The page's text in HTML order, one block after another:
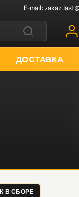
E-mail:
ДОСТАВКА
В СБОРЕ